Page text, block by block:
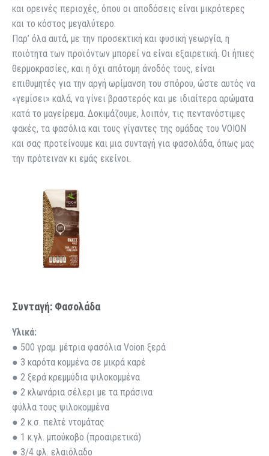
και ορεινές περιοχές, όπου οι αποδόσεις είναι μικρότερες
και το κόστος μεγαλύτερο.
Παρ’ όλα αυτά, με την προσεκτική και φυσική γεωργία, η
ποιότητα των προϊόντων μπορεί να είναι εξαιρετική. Οι ήπιες
θερμοκρασίες, και η όχι απότομη άνοδός τους, είναι
επιθυμητές για την αργή ωρίμανση του σπόρου, ώστε αυτός να
«γεμίσει» καλά, να γίνει βραστερός και με ιδιαίτερα αρώματα
κατά το μαγείρεμα. Δοκιμάζουμε, λοιπόν, τις πεντανόστιμες
φακές, τα φασόλια και τους γίγαντες της ομάδας του VOION
και σας προτείνουμε και μια συνταγή για φασολάδα, όπως μας
την πρότειναν κι εμάς εκείνοι.
Συνταγή: Φασολάδα
Υλικά:
● 500 γραμ. μέτρια φασόλια Voion ξερά
● 3 καρότα κομμένα σε μικρά καρέ
● 2 ξερά κρεμμύδια ψιλοκομμένα
● 2 κλωνάρια σέλερι με τα πράσινα
φύλλα τους ψιλοκομμένα
● 2 κ.σ. πελτέ ντομάτας
● 1 κ.γλ. μπούκοβο (προαιρετικά)
● 3/4 φλ. ελαιόλαδο